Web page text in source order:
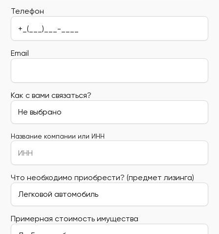
Телефон
Email
Как с вами связаться?
Название компании или ИНН
Что необходимо приобрести? (предмет лизинга)
Примерная стоимость имущества